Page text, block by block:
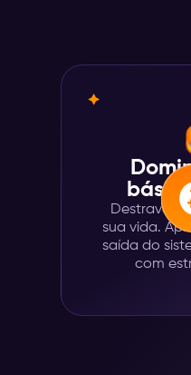
Destrave o
sua vida.
saída do
com